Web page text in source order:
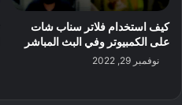
كيف استخدام فلاتر سناب شات
على الكمبيوتر وفي البث المباشر
نوفمبر 29, 2022